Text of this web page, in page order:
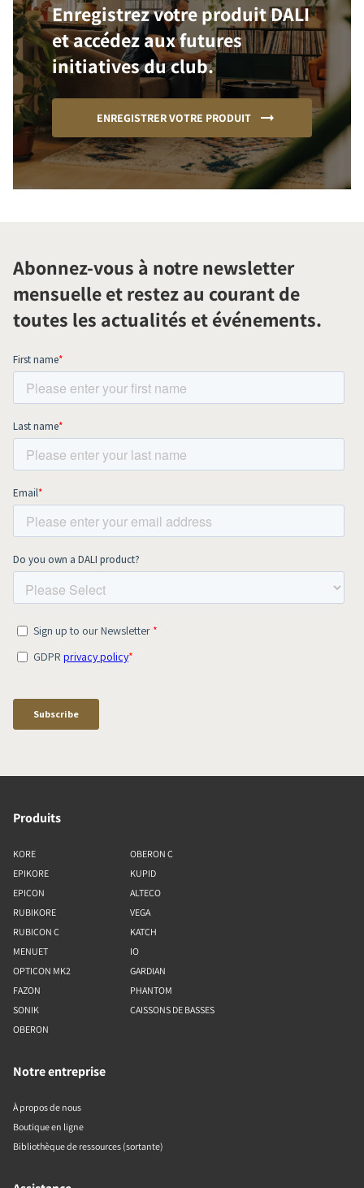
Enregistrez votre produit DALI
et accédez aux futures
initiatives du club.
ENREGISTRER VOTRE PRODUIT
Abonnez-vous à notre newsletter
mensuelle et restez au courant de
toutes les actualités et événements.
Produits
KORE
EPIKORE
EPICON
RUBIKORE
RUBICON C
MENUET
OPTICON MK2
FAZON
SONIK
OBERON
OBERON C
KUPID
ALTECO
VEGA
KATCH
IO
GARDIAN
PHANTOM
CAISSONS DE BASSES
Notre entreprise
À propos de nous
Boutique en ligne
Bibliothèque de ressources (sortante)